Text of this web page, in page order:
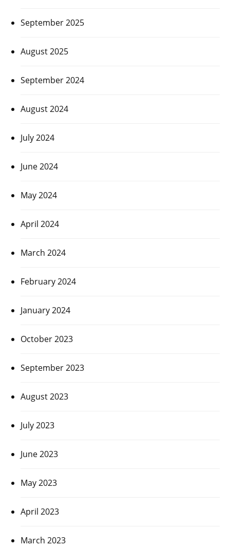
September 2025
August 2025
September 2024
August 2024
July 2024
June 2024
May 2024
April 2024
March 2024
February 2024
January 2024
October 2023
September 2023
August 2023
July 2023
June 2023
May 2023
April 2023
March 2023